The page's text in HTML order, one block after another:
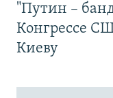
"Путин –
Конгрессе
Киеву